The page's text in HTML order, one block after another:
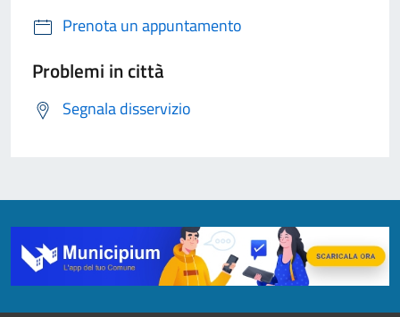
Prenota un appuntamento
Problemi in città
Segnala disservizio